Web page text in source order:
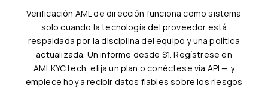
verificación AML de dirección funciona como sistema
solo cuando la tecnología del proveedor está
respaldada por la disciplina del equipo y una política
actualizada. Un informe desde $1. Regístrese en
AMLKYC.tech, elija un plan o conéctese vía API — y
empiece hoy a recibir datos fiables sobre los riesgos